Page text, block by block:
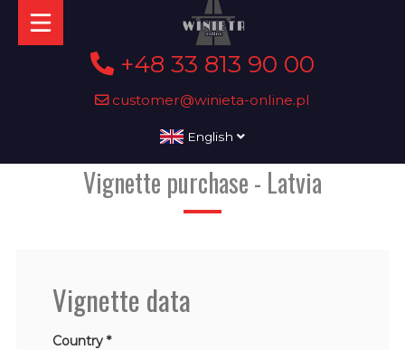
+48 33 813 90 00
customer@winieta-online.pl
English
Vignette purchase - Latvia
Vignette data
Country *